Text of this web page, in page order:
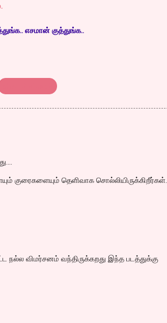
எசமான் குத்துங்க..
குரைகளையும் தெளிவாக
நல்ல விமர்சனம் வந்திருக்கறது இந்த படத்துக்கு